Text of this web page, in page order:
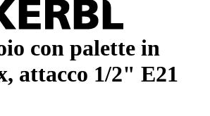
con palette in
attacco 1/2" E21